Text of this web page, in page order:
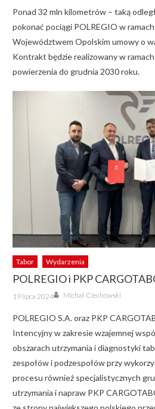
Ponad 32 mln kilometrów – taką
pokonać pociągi POLREGIO w
Województwem Opolskim umowy o
Kontrakt będzie realizowany w
powierzenia do grudnia 2030 roku.
Tabor Wydarzenia
POLREGIO i PKP
Posted
on
19 lipca 2024 Author
Michał Ciechowski
POLREGIO S.A. oraz PKP
Intencyjny w zakresie wzajemnej
obszarach utrzymania i diagnostyki
zespołów i podzespołów przy
procesu również specjalistycznych
utrzymania i napraw PKP